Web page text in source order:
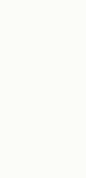
Cet
accueillir des
Voir ses